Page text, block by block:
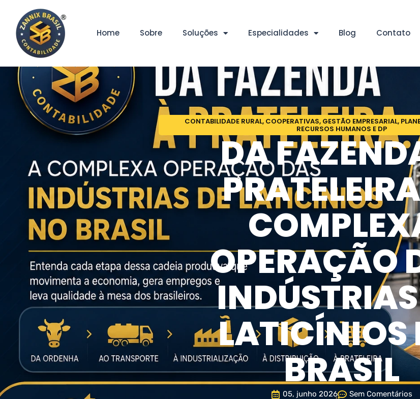
Home Sobre Soluções Especialidades Blog Contato
CONTABILIDADE RURAL, COOPERATIVAS, GESTÃO EMPRESARIAL,
RECURSOS HUMANOS E DP
DA
OPERAÇÃO
LATICÍNIOS
BRASIL
05, junho 2026 Sem Comentários